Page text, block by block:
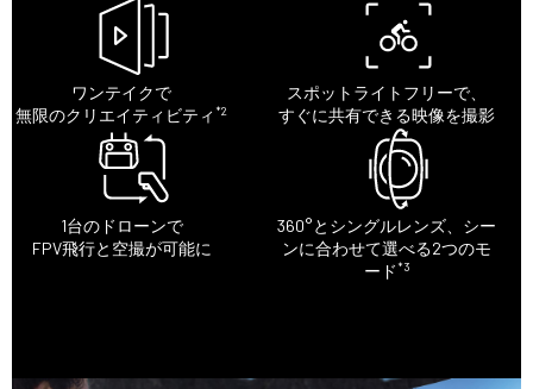
ワンテイクで
無限のクリエイティビティ*2
スポットライトフリーで、
すぐに共有できる映像を撮影
1台のドローンで
FPV飛行と空撮が可能に
360°とシングルレンズ、シー
ンに合わせて選べる2つのモ
ード*3